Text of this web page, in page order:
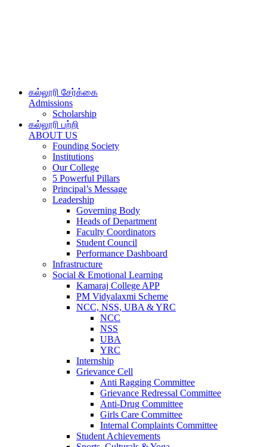
கல்லூரி சேர்க்கை
Admissions
Scholarship
கல்லூரி பற்றி
ABOUT US
Founding Society
Institutions
Our College
5 Powerful Pillars
Principal’s Message
Leadership
Governing Body
Heads of Department
Faculty Coordinators
Student Council
Performance Dashboard
Infrastructure
Social & Emotional Learning
Kamaraj College APP
PM Vidyalaxmi Scheme
NCC, NSS, UBA & YRC
NCC
NSS
UBA
YRC
Internship
Grievance Cell
Anti Ragging Committee
Grievance Redressal Committee
Anti-Drug Committee
Girls Care Committee
Internal Complaints Committee
Student Achievements